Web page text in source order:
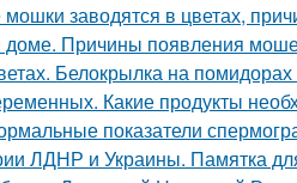
заводятся в цветах,
доме. Причины появления
Белокрылка на
Какие продукты
показатели
ЛДНР и Украины. Памятка